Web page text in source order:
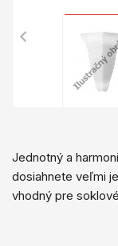
Jednotný a
dosiahnete veľmi
vhodný pre